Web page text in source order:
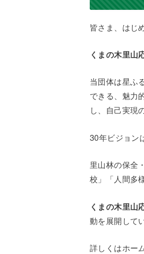
皆さま、はじ
くまの木里山
当団体は星ふ
できる、魅力
し、自己実現
30年ビジョン
里山林の保全
校」「人間多
くまの木里山
動を展開して
詳しくはホー